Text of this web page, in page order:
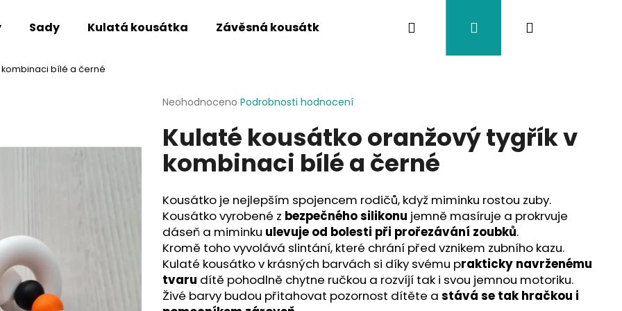
Sady Kulatá kousátka Závěsná kousátka Závěsy na kočárek Twistík kousátka
Hledat PřihlášeníNákupní
kombinaci bílé a černé
Průměrné
produktu
je
0,0
hvězdiček.
Neohodnoceno Podrobnosti hodnocení
Kulaté kousátko oranžový tygřík v
kombinaci bílé a černé
Kousátko je nejlepším spojencem rodičů, když miminku rostou zuby.
Kousátko vyrobené z bezpečného silikonu jemně masíruje a prokrvuje
dáseň a miminku ulevuje od bolesti při prořezávání zoubků.
Kromě toho vyvolává slintání, které chrání před vznikem zubního kazu.
Kulaté kousátko v krásných barvách si díky svému prakticky navrženému
tvaru dítě pohodlně chytne ručkou a rozvíjí tak i svou jemnou motoriku.
Živé barvy budou přitahovat pozornost dítěte a stává se tak hračkou i
Co potřebujete najít?
HLEDAT